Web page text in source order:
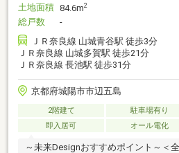
土地面積 84.6m2
総戸数
-
ＪＲ奈良線 山城青谷駅 徒歩3分
ＪＲ奈良線 山城多賀駅 徒歩21分
ＪＲ奈良線 長池駅 徒歩31分
京都府城陽市市辺五島
2階建て 駐車場有り
即入居可
オール電化
～未来Designおすすめポイント～＜